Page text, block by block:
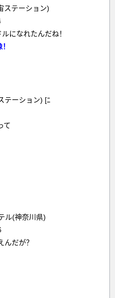
ステーション)
になれたんだね！
テーション) [ﾆ
て
ル(神奈川県)
だが？